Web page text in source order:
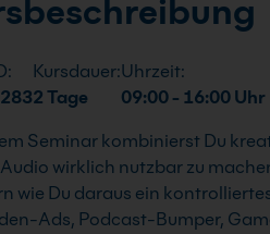
Kursdauer:
2 Tage
Uhrzeit:
09:00 - 16:00 Uhr
Seminar kombinierst Du
wirklich nutzbar zu
wie Du daraus ein
Ads, Podcast-Bumper,